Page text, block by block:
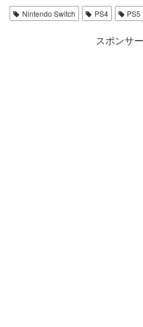
Nintendo Switch PS4 PS5
スポンサ